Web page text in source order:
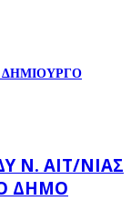
ΔΗΜΙΟΥΡΓΟ
Ν. ΑΙΤ/ΝΊΑΣ
ΔΉΜΟ